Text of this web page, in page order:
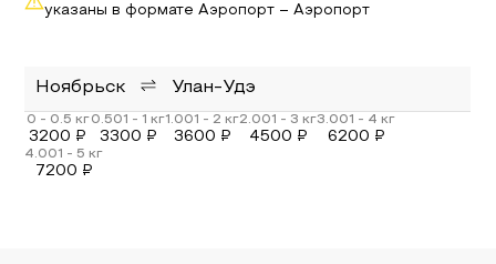
указаны в формате Аэропорт – Аэропорт
Ноябрьск Улан-Удэ
3200 ₽ 3300 ₽ 3600 ₽ 4500 ₽ 6200 ₽
7200 ₽